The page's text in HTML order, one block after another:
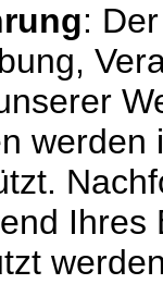
: